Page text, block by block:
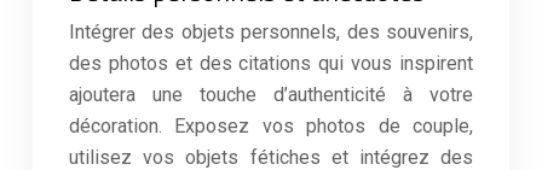
Intégrer des objets personnels, des souvenirs,
des photos et des citations qui vous inspirent
ajoutera une touche d’authenticité à votre
décoration. Exposez vos photos de couple,
utilisez vos objets fétiches et intégrez des